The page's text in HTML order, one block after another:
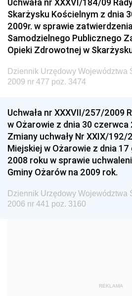
Dziennik Urzędowy Ministra
Administracji
Dziennik Urzędowy Ministra
Dziennik Urzędowy Ministra
Dziennik Urzędowy Ministra
Dziennik Urzędowy Głównego
Dziennik Urzędowy Ministra
Dziennik Urzędowy Ministra
Sportu
Dziennik Urzędowy Ministra
Dziennik Urzędowy Ministra
Dziennik Urzędowy Ministra
Dziennik Urzędowy Ministra
Skarżysku Kościelnym z dnia
2009r. w sprawie
Samodzielnego Publicznego
Opieki Zdrowotnej w
Dziennik Urzędowy Województwa
2009 nr 477 poz. 3474
Uchwała nr XXXVII/257/2009
w Ożarowie z dnia 30 czerwca
Zmiany uchwały Nr XXIX/192/
Miejskiej w Ożarowie z dnia 17
2008 roku w sprawie
Gminy Ożarów na 2009 rok.
Dziennik Urzędowy Województwa
2006 nr 441 poz. 3160
REKLAMA